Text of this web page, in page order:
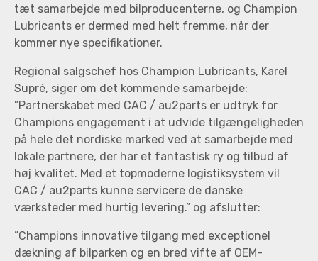
tæt samarbejde med bilproducenterne, og Champion
Lubricants er dermed med helt fremme, når der
kommer nye specifikationer.
Regional salgschef hos Champion Lubricants, Karel
Supré, siger om det kommende samarbejde:
”Partnerskabet med CAC / au2parts er udtryk for
Champions engagement i at udvide tilgængeligheden
på hele det nordiske marked ved at samarbejde med
lokale partnere, der har et fantastisk ry og tilbud af
høj kvalitet. Med et topmoderne logistiksystem vil
CAC / au2parts kunne servicere de danske
værksteder med hurtig levering.” og afslutter:
”Champions innovative tilgang med exceptionel
dækning af bilparken og en bred vifte af OEM-